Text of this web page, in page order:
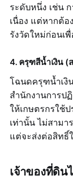
ระดับหนึ่ง เช่น
เนื่อง แต่หากต้
รังวัดใหม่ก่อนเ
4. ครุฑสีน้ำเงิน (
โฉนดครุฑน้ำเงิ
สำนักงานการป
ให้เกษตรกรใช้
เท่านั้น ไม่สาม
แต่จะส่งต่อสิทธิ์
เจ้าของที่ดิน